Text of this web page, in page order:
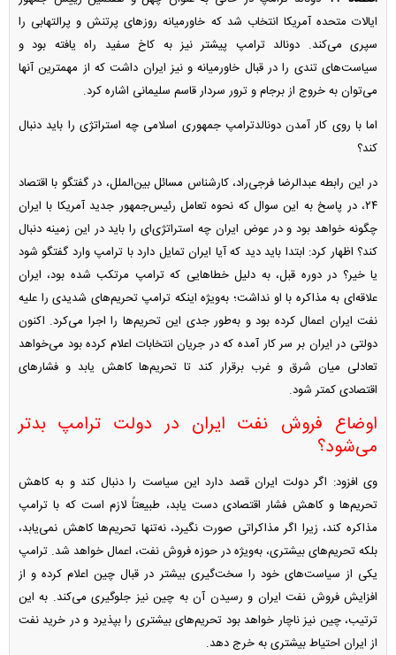
ایالات متحده آمریکا انتخاب شد که خاورمیانه روزهای پرتنش و پرالتهابی را
سپری می‌کند. دونالد ترامپ پیشتر نیز به کاخ سفید راه یافته بود و
سیاست‌های تندی را در قبال خاورمیانه و نیز ایران داشت که از مهمترین آنها
می‌توان به خروج از برجام و ترور سردار قاسم سلیمانی اشاره کرد.
اما با روی کار آمدن دونالدترامپ جمهوری اسلامی چه استراتژی را باید دنبال
کند؟
در این رابطه عبدالرضا فرجی‌راد، کارشناس مسائل بین‌الملل، در گفتگو با اقتصاد
۲۴، در پاسخ به این سوال که نحوه تعامل رئیس‌جمهور جدید آمریکا با ایران
چگونه خواهد بود و در عوض ایران چه استراتژی‌ای را باید در این زمینه دنبال
کند؟ اظهار کرد: ابتدا باید دید که آیا ایران تمایل دارد با ترامپ وارد گفتگو شود
یا خیر؟ در دوره قبل، به دلیل خطا‌هایی که ترامپ مرتکب شده بود، ایران
علاقه‌ای به مذاکره با او نداشت؛ به‌ویژه اینکه ترامپ تحریم‌های شدیدی را علیه
نفت ایران اعمال کرده بود و به‌طور جدی این تحریم‌ها را اجرا می‌کرد. اکنون
دولتی در ایران بر سر کار آمده که در جریان انتخابات اعلام کرده بود می‌خواهد
تعادلی میان شرق و غرب برقرار کند تا تحریم‌ها کاهش یابد و فشار‌های
اقتصادی کمتر شود.
اوضاع فروش نفت ایران در دولت ترامپ بدتر
می‌شود؟
وی افزود: اگر دولت ایران قصد دارد این سیاست را دنبال کند و به کاهش
تحریم‌ها و کاهش فشار اقتصادی دست یابد، طبیعتاً لازم است که با ترامپ
مذاکره کند، زیرا اگر مذاکراتی صورت نگیرد، نه‌تنها تحریم‌ها کاهش نمی‌یابد،
بلکه تحریم‌های بیشتری، به‌ویژه در حوزه فروش نفت، اعمال خواهد شد. ترامپ
یکی از سیاست‌های خود را سخت‌گیری بیشتر در قبال چین اعلام کرده و از
افزایش فروش نفت ایران و رسیدن آن به چین نیز جلوگیری می‌کند. به این
ترتیب، چین نیز ناچار خواهد بود تحریم‌های بیشتری را بپذیرد و در خرید نفت
از ایران احتیاط بیشتری به خرج دهد.